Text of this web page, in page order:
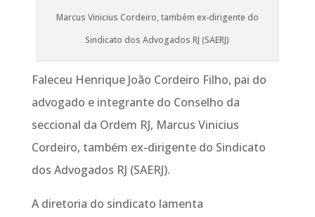
Marcus Vinicius Cordeiro, também ex-dirigente do
Sindicato dos Advogados RJ (SAERJ)
Faleceu Henrique João Cordeiro Filho, pai do
advogado e integrante do Conselho da
seccional da Ordem RJ, Marcus Vinicius
Cordeiro, também ex-dirigente do Sindicato
dos Advogados RJ (SAERJ).
A diretoria do sindicato lamenta